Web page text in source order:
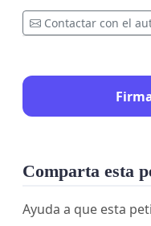
Contactar con el
Comparta esta
Ayuda a que esta